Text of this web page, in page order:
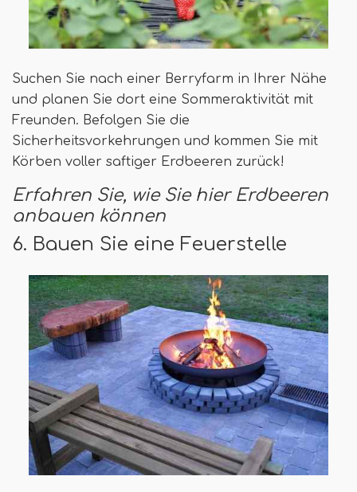
Suchen Sie nach einer Berryfarm in Ihrer Nähe
und planen Sie dort eine Sommeraktivität mit
Freunden. Befolgen Sie die
Sicherheitsvorkehrungen und kommen Sie mit
Körben voller saftiger Erdbeeren zurück!
Erfahren Sie, wie Sie hier Erdbeeren
anbauen können
6. Bauen Sie eine Feuerstelle